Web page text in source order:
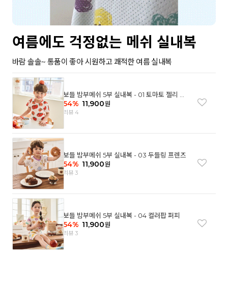
여름에도 걱정없는 메쉬 실내복
바람 솔솔~ 통품이 좋아 시원하고 쾌적한 여름 실내복
보들 밤부메쉬 5부 실내복 - 01 토마토 젤리 베
어
54% 11,900원
리뷰 4
보들 밤부메쉬 5부 실내복 - 03 두들링 프렌즈
54% 11,900원
리뷰 3
보들 밤부메쉬 5부 실내복 - 04 컬러팝 퍼피
54% 11,900원
리뷰 3